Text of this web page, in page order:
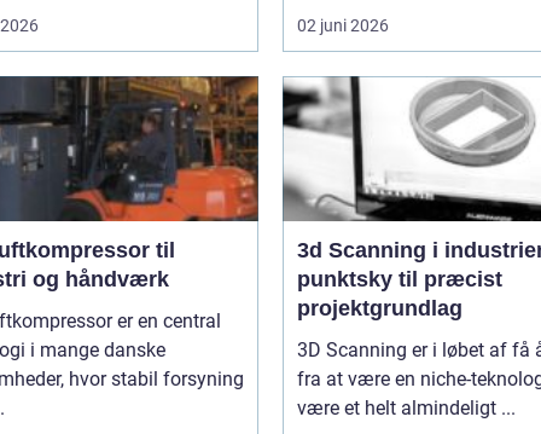
02 juni 2026
til
og håndværk
er en central
i mange danske
hvor stabil forsyning
3d Scanning i
punktsky til præcist
projektgrundlag
3D Scanning er i løbet af få
fra at være en niche-
være et helt almindeligt ...